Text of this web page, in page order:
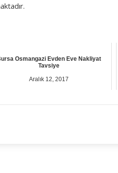
Osmangazi Evden Eve Nakliyat
Tavsiye
Aralık 12, 2017